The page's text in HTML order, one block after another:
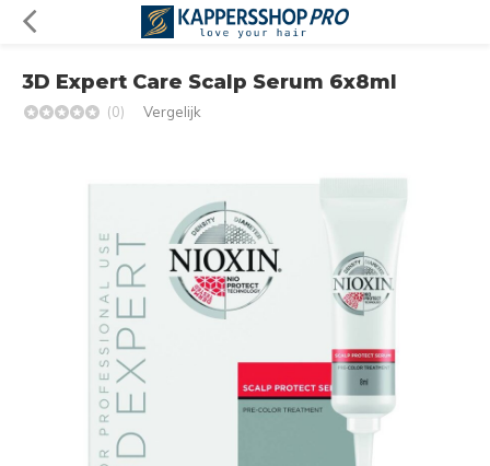
3D Expert Care Scalp Serum 6x8ml
(0) Vergelijk